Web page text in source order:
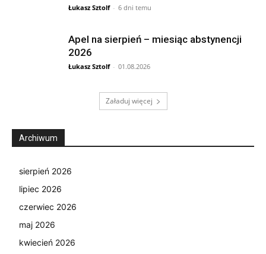
Łukasz Sztolf - 6 dni temu
Apel na sierpień – miesiąc abstynencji
2026
Łukasz Sztolf - 01.08.2026
Załaduj więcej
Archiwum
sierpień 2026
lipiec 2026
czerwiec 2026
maj 2026
kwiecień 2026